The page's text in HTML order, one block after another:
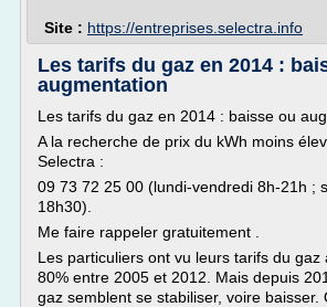
Site : https://entreprises.selectra.info
Les tarifs du gaz en 2014 :
augmentation
Les tarifs du gaz en 2014 : baisse ou
A la recherche de prix du kWh moins
Selectra :
09 73 72 25 00 (lundi-vendredi 8h-21h ;
18h30).
Me faire rappeler gratuitement .
Les particuliers ont vu leurs tarifs du gaz
80% entre 2005 et 2012. Mais depuis
gaz semblent se stabiliser, voire baisser.